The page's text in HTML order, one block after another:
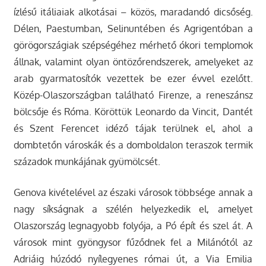
ízlésű itáliaiak alkotásai – közös, maradandó dicsőség.
Délen, Paestumban, Selinuntében és Agrigentóban a
görögországiak szépségéhez mérhető ókori templomok
állnak, valamint olyan öntözőrendszerek, amelyeket az
arab gyarmatosítók vezettek be ezer évvel ezelőtt.
Közép-Olaszországban található Firenze, a reneszánsz
bölcsője és Róma. Köröttük Leonardo da Vincit, Dantét
és Szent Ferencet idéző tájak terülnek el, ahol a
dombtetőn városkák és a domboldalon teraszok termik
századok munkájának gyümölcsét.
Genova kivételével az északi városok többsége annak a
nagy síkságnak a szélén helyezkedik el, amelyet
Olaszország legnagyobb folyója, a Pó épít és szel át. A
városok mint gyöngysor fűződnek fel a Milánótól az
Adriáig húzódó nyílegyenes római út, a Via Emilia